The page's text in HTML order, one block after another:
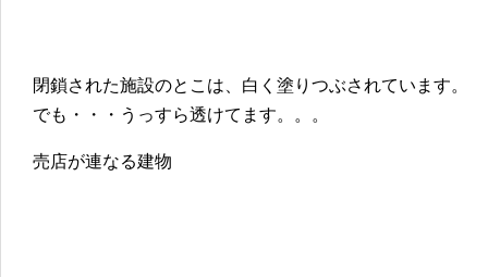
閉鎖された施設のとこは、白く塗りつぶされています。
でも・・・うっすら透けてます。。。
売店が連なる建物